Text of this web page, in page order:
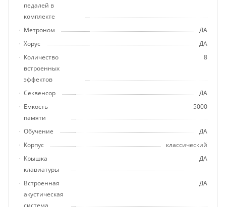
педалей в
комплекте
Метроном
ДА
Хорус
ДА
Количество
встроенных
эффектов
8
Секвенсор
ДА
Емкость
памяти
5000
Обучение
ДА
Корпус
классический
Крышка
клавиатуры
ДА
Встроенная
акустическая
система
ДА